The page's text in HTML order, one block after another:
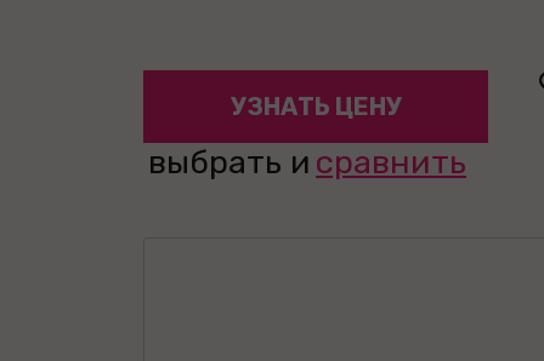
УЗНАТЬ ЦЕНУ
выбрать и сравнить